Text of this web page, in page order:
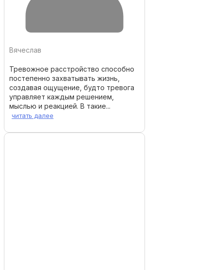
Вячеслав
Тревожное расстройство способно
постепенно захватывать жизнь,
создавая ощущение, будто тревога
управляет каждым решением,
мыслью и реакцией. В такие...
читать далее